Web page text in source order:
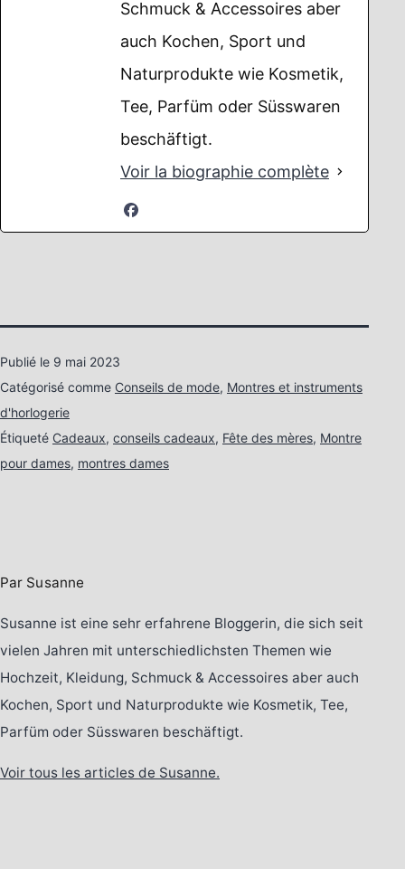
Schmuck & Accessoires aber
auch Kochen, Sport und
Naturprodukte wie Kosmetik,
Tee, Parfüm oder Süsswaren
beschäftigt.
Voir la biographie complète
Publié le 9 mai 2023
Catégorisé comme Conseils de mode, Montres et instruments
d'horlogerie
Étiqueté Cadeaux, conseils cadeaux, Fête des mères, Montre
pour dames, montres dames
Par Susanne
Susanne ist eine sehr erfahrene Bloggerin, die sich seit
vielen Jahren mit unterschiedlichsten Themen wie
Hochzeit, Kleidung, Schmuck & Accessoires aber auch
Kochen, Sport und Naturprodukte wie Kosmetik, Tee,
Parfüm oder Süsswaren beschäftigt.
Voir tous les articles de Susanne.